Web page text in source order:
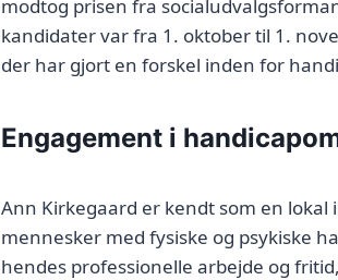
modtog prisen fra
kandidater var fra 1. oktober til 1.
der har gjort en forskel inden for
Engagement i
Ann Kirkegaard er kendt som en
mennesker med fysiske og psykiske
hendes professionelle arbejde og